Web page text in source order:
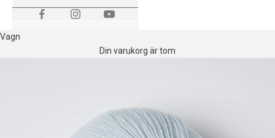
Vagn
Din varukorg är tom